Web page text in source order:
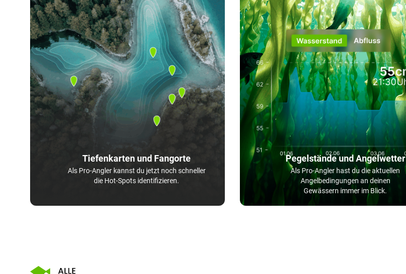
Tiefenkarten und Fangorte
Als Pro-Angler kannst du jetzt noch schneller
die Hot-Spots identifizieren.
Pegelstände und Angelwetter
Als Pro-Angler hast du die aktuellen
Angelbedingungen an deinen
Gewässern immer im Blick.